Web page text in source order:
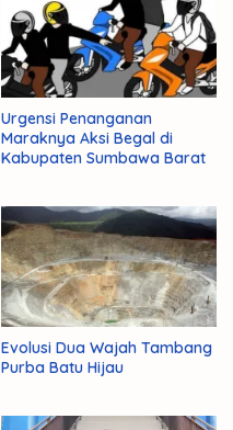
Urgensi Penanganan
Maraknya Aksi Begal di
Kabupaten Sumbawa Barat
Evolusi Dua Wajah Tambang
Purba Batu Hijau